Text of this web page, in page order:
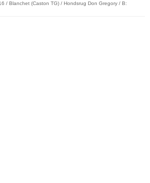
/ Blanchet (Caston TG) / Hondsrug Don Gregory / B: